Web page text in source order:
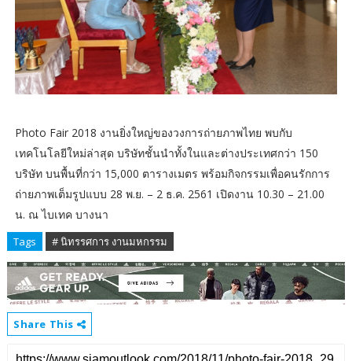
Photo Fair 2018 งานยิ่งใหญ่ของวงการถ่ายภาพไทย พบกับ
เทคโนโลยีใหม่ล่าสุด บริษัทชั้นนำทั้งในและต่างประเทศกว่า 150
บริษัท บนพื้นที่กว่า 15,000 ตารางเมตร พร้อมกิจกรรมเพื่อคนรักการ
ถ่ายภาพเต็มรูปแบบ 28 พ.ย. – 2 ธ.ค. 2561 เปิดงาน 10.30 – 21.00
น. ณ ไบเทค บางนา
Tags # นิทรรศการ งานมหกรรม
Share This